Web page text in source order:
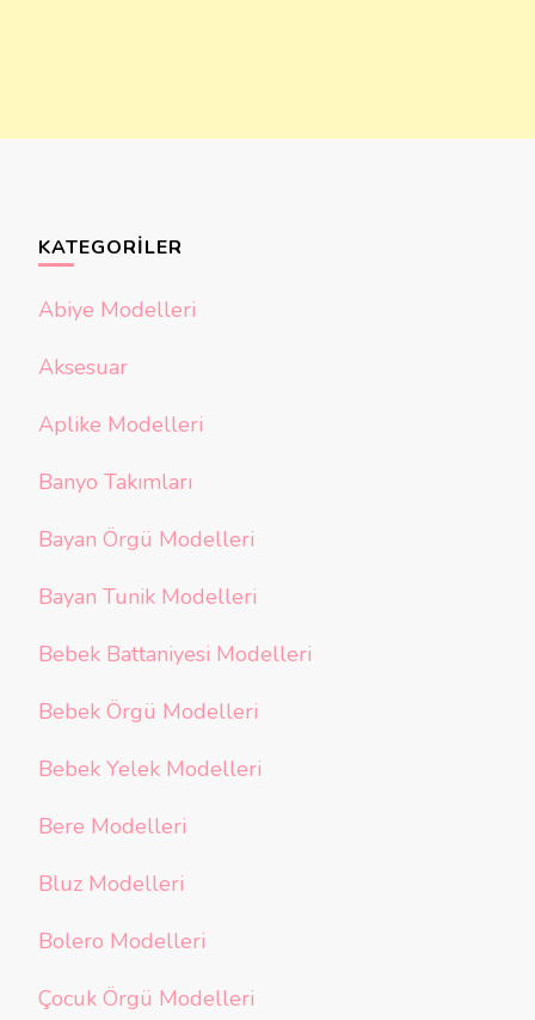
KATEGORILER
Abiye Modelleri
Aksesuar
Aplike Modelleri
Banyo Takımları
Bayan Örgü Modelleri
Bayan Tunik Modelleri
Bebek Battaniyesi Modelleri
Bebek Örgü Modelleri
Bebek Yelek Modelleri
Bere Modelleri
Bluz Modelleri
Bolero Modelleri
Çocuk Örgü Modelleri